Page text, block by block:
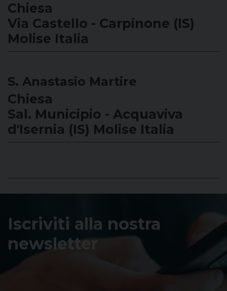
Chiesa
Via Castello - Carpinone (IS)
Molise Italia
S. Anastasio Martire
Chiesa
Sal. Municipio - Acquaviva
d'Isernia (IS) Molise Italia
Iscriviti alla nostra
newsletter